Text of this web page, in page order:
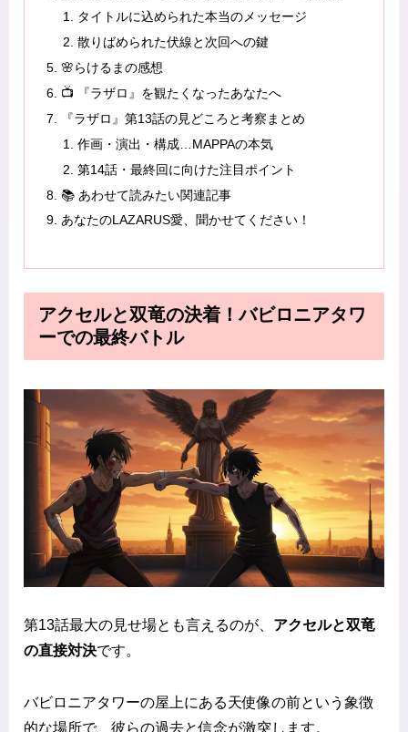
タイトルに込められた本当のメッセージ
散りばめられた伏線と次回への鍵
🌸らけるまの感想
📺 『ラザロ』を観たくなったあなたへ
『ラザロ』第13話の見どころと考察まとめ
作画・演出・構成…MAPPAの本気
第14話・最終回に向けた注目ポイント
📚 あわせて読みたい関連記事
あなたのLAZARUS愛、聞かせてください！
アクセルと双竜の決着！バビロニアタワ
ーでの最終バトル
第13話最大の見せ場とも言えるのが、 アクセルと双竜
の直接対決です。
バビロニアタワーの屋上にある天使像の前という象徴
的な場所で、彼らの過去と信念が激突します。